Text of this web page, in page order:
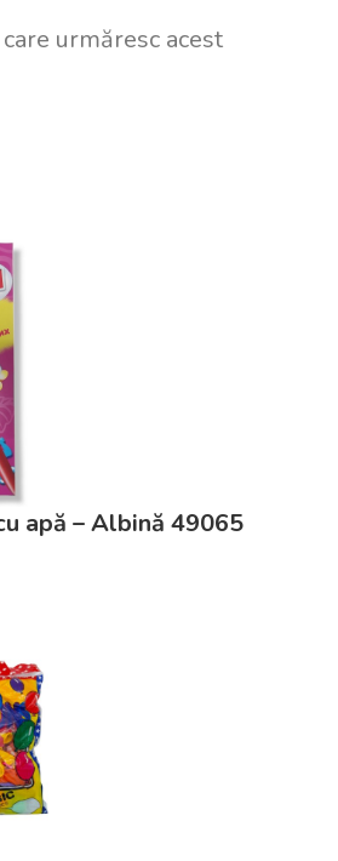
urmăresc acest
apă – Albină 49065